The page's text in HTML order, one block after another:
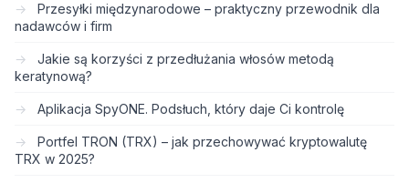
Przesyłki międzynarodowe – praktyczny przewodnik dla
nadawców i firm
Jakie są korzyści z przedłużania włosów metodą
keratynową?
Aplikacja SpyONE. Podsłuch, który daje Ci kontrolę
Portfel TRON (TRX) – jak przechowywać kryptowalutę
TRX w 2025?